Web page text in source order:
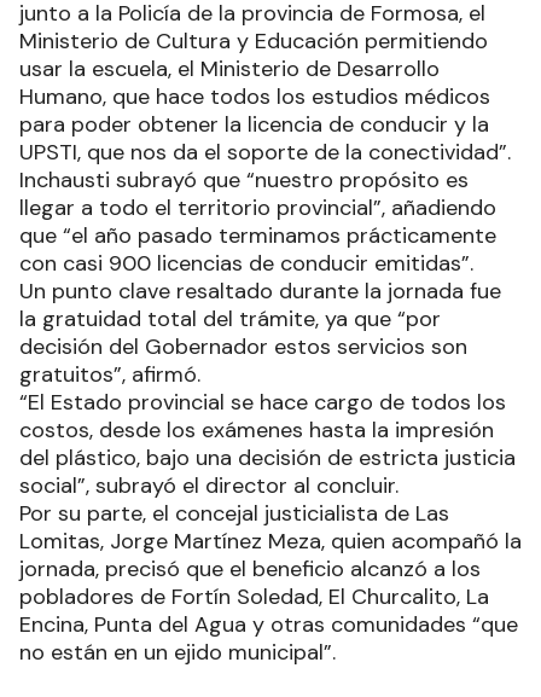
junto a la Policía de la provincia de Formosa, el
Ministerio de Cultura y Educación permitiendo
usar la escuela, el Ministerio de Desarrollo
Humano, que hace todos los estudios médicos
para poder obtener la licencia de conducir y la
UPSTI, que nos da el soporte de la conectividad”.
Inchausti subrayó que “nuestro propósito es
llegar a todo el territorio provincial”, añadiendo
que “el año pasado terminamos prácticamente
con casi 900 licencias de conducir emitidas”.
Un punto clave resaltado durante la jornada fue
la gratuidad total del trámite, ya que “por
decisión del Gobernador estos servicios son
gratuitos”, afirmó.
“El Estado provincial se hace cargo de todos los
costos, desde los exámenes hasta la impresión
del plástico, bajo una decisión de estricta justicia
social”, subrayó el director al concluir.
Por su parte, el concejal justicialista de Las
Lomitas, Jorge Martínez Meza, quien acompañó la
jornada, precisó que el beneficio alcanzó a los
pobladores de Fortín Soledad, El Churcalito, La
Encina, Punta del Agua y otras comunidades “que
no están en un ejido municipal”.